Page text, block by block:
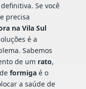
Se você
precisa
na Vila Sul
é a
Sabemos
de um rato,
formigaé o
a saúde de